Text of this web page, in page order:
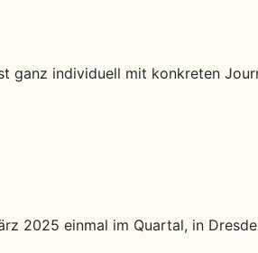
ganz individuell mit konkreten
2025 einmal im Quartal, in